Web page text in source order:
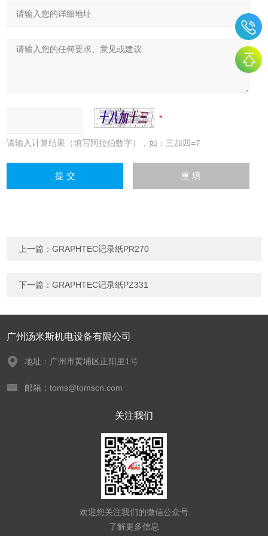
请输入计算结果（填写阿拉伯数字），如：三加四=7
上一篇：GRAPHTEC记录纸PR270
下一篇：GRAPHTEC记录纸PZ331
广州汤米斯机电设备有限公司
地址：广州市黄埔区正阳里1号
邮箱：toms@tomscn.com
关注我们
欢迎您关注我们的微信公众号
了解更多信息